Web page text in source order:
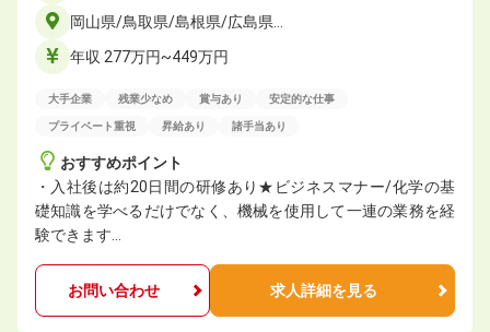
岡山県/鳥取県/島根県/広島県…
年収 277万円~449万円
大手企業 残業少なめ 賞与あり 安定的な仕事
プライベート重視 昇給あり 諸手当あり
おすすめポイント
・入社後は約20日間の研修あり★ビジネスマナー/化学の基
礎知識を学べるだけでなく、機械を使用して一連の業務を経
験できます…
お問い合わせ 求人詳細を見る